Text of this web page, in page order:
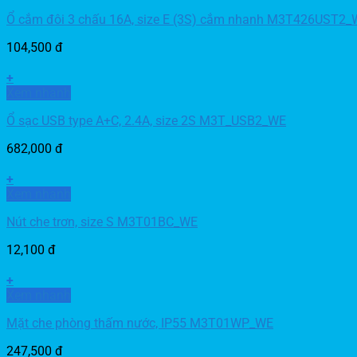
Ổ cắm đôi 3 chấu 16A, size E (3S) cắm nhanh
104,500 đ
+
Ổ sạc USB type A+C, 2.4A, size 2S M3T_USB2_WE
682,000 đ
+
Nút che trơn, size S M3T01BC_WE
12,100 đ
+
Mặt che phòng thấm nước, IP55 M3T01WP_WE
247,500 đ